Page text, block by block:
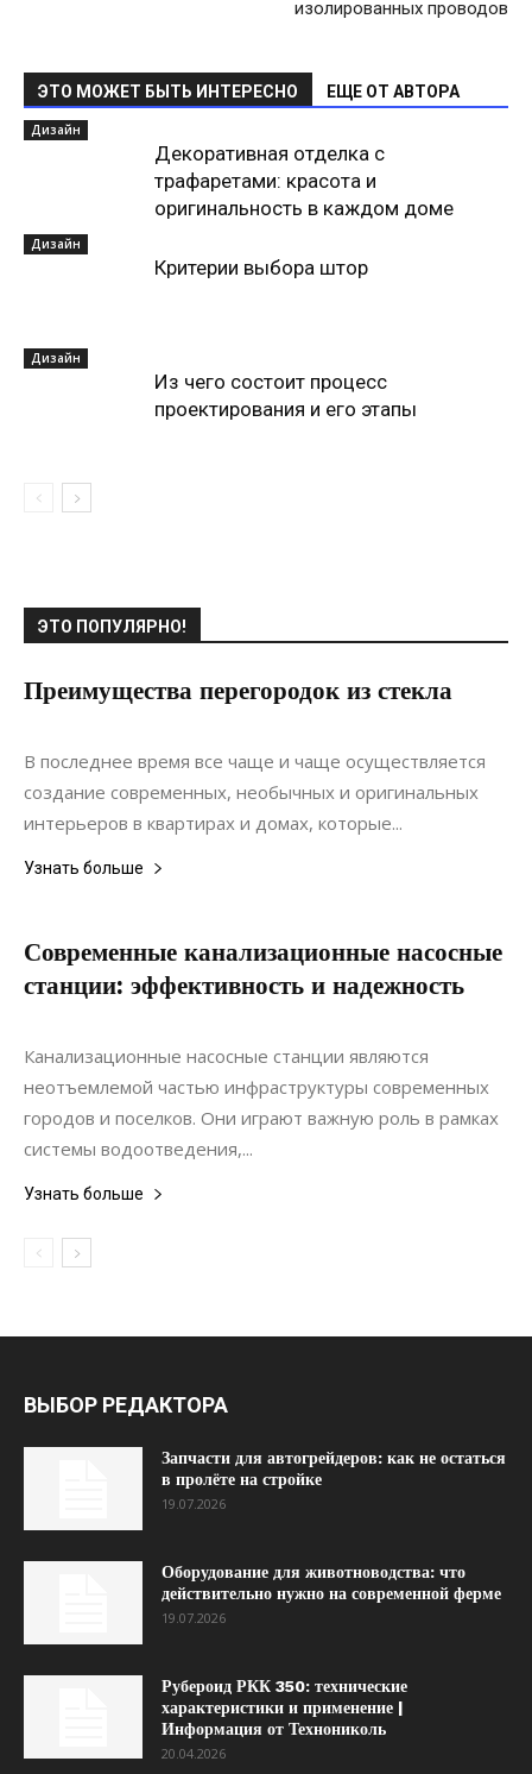
изолированных проводов
ЭТО МОЖЕТ БЫТЬ ИНТЕРЕСНО ЕЩЕ ОТ АВТОРА
Дизайн
Декоративная отделка с
трафаретами: красота и
оригинальность в каждом доме
Дизайн
Критерии выбора штор
Дизайн
Из чего состоит процесс
проектирования и его этапы
ЭТО ПОПУЛЯРНО!
Преимущества перегородок из стекла
18.05.2020
В последнее время все чаще и чаще осуществляется
создание современных, необычных и оригинальных
интерьеров в квартирах и домах, которые...
Узнать больше
Современные канализационные насосные
станции: эффективность и надежность
20.06.2022
Канализационные насосные станции являются
неотъемлемой частью инфраструктуры современных
городов и поселков. Они играют важную роль в рамках
системы водоотведения,...
Узнать больше
ВЫБОР РЕДАКТОРА
Запчасти для автогрейдеров: как не остаться
в пролёте на стройке
19.07.2026
Оборудование для животноводства: что
действительно нужно на современной ферме
19.07.2026
Рубероид РКК 350: технические
характеристики и применение |
Информация от Технониколь
20.04.2026